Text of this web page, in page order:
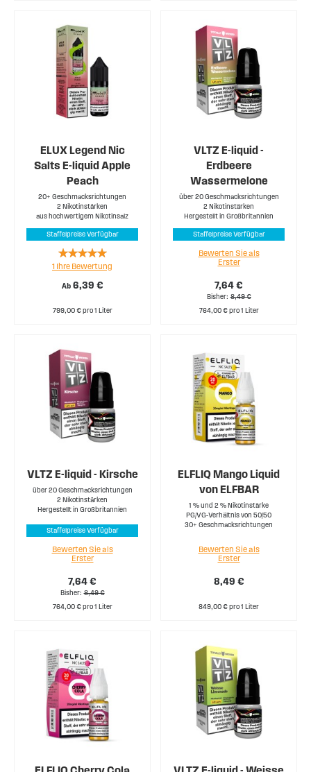
ELUX Legend Nic
Salts E-liquid Apple
Peach
20+ Geschmacksrichtungen
2 Nikotinstärken
aus hochwertigem Nikotinsalz
Staffelpreise Verfügbar
Ab 6,39 €
Rating:
100%
1 Ihre Bewertung
799,00 € pro 1 Liter
VLTZ E-liquid -
Erdbeere
Wassermelone
über 20 Geschmacksrichtungen
2 Nikotinstärken
Hergestellt in Großbritannien
Staffelpreise Verfügbar
7,64 €
Bisher 8,49 €
Bewerten Sie als
Erster
764,00 € pro 1 Liter
VLTZ E-liquid - Kirsche
über 20 Geschmacksrichtungen
2 Nikotinstärken
Hergestellt in Großbritannien
Staffelpreise Verfügbar
7,64 €
Bisher 8,49 €
Bewerten Sie als
Erster
764,00 € pro 1 Liter
ELFLIQ Mango Liquid
von ELFBAR
1 % und 2 % Nikotinstärke
PG/VG-Verhältnis von 50/50
30+ Geschmacksrichtungen
8,49 €
Bewerten Sie als
Erster
849,00 € pro 1 Liter